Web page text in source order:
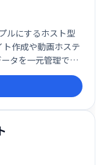
ルにするホスト型
作成や動画ホステ
タを一元管理でき
で、学習者へ効果
設定不要で、すぐ